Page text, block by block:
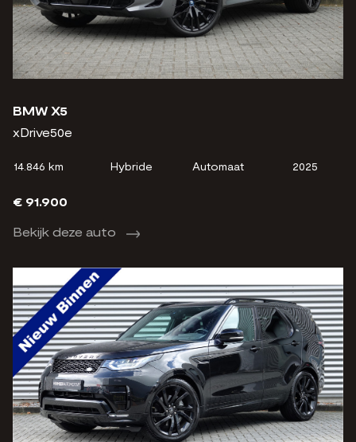
BMW X5
xDrive50e
14.846 km Hybride Automaat 2025
€ 91.900
Bekijk deze auto